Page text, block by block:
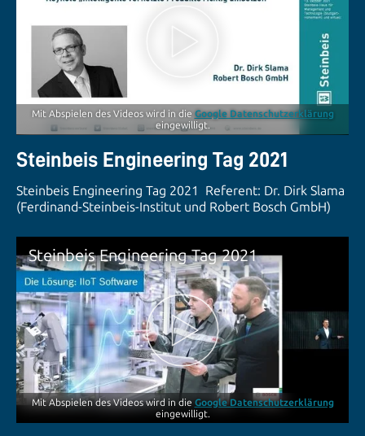
Mit Abspielen des Videos wird in die Google Datenschutzerklärung
eingewilligt.
Steinbeis Engineering Tag 2021
Steinbeis Engineering Tag 2021 Referent: Dr. Dirk Slama
(Ferdinand-Steinbeis-Institut und Robert Bosch GmbH)
Steinbeis Engineering Tag 2021
Mit Abspielen des Videos wird in die Google Datenschutzerklärung
eingewilligt.